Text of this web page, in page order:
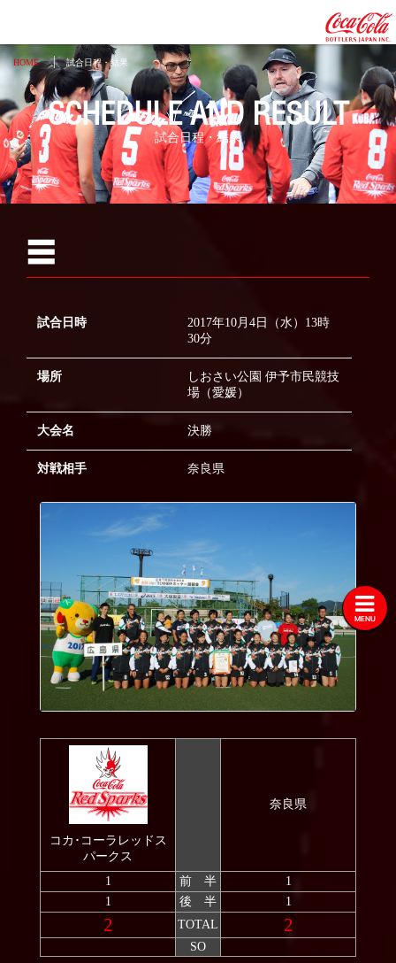
HOME 試合日程・結果
SCHEDULE AND RESULT
試合日程・結果
2023
2022
2020
2019
2018
2017
2016
2014
2013
2012
2011
2010
2009
2008
2007
☰
試合日時
2017年10月4日（水）13時
30分
場所
しおさい公園 伊予市民競技
場（愛媛）
大会名 決勝
対戦相手 奈良県
コカ･コーラレッドス
パークス
奈良県
1 前 半
1
1
後 半 1
2 TOTAL 2
SO
MENU